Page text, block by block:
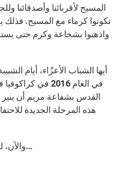
المسيح لأقربائنا وأصدقائنا
تكونوا كرماء مع المسيح. فذلك
واذهبوا بشجاعة وكرم حتى
أيها الشباب الأعزّاء، أيام
في العام 2016 في
القدس بشفاعة مريم أن ينير
هذه المرحلة الجديدة
والآن، لنتلو معًا التبشير الملائكي…